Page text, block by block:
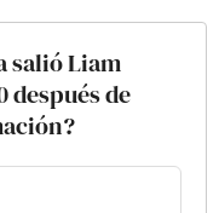
salió Liam
después de